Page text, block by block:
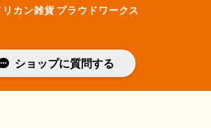
カン雑貨 プラウドワークス
ショップに質問する